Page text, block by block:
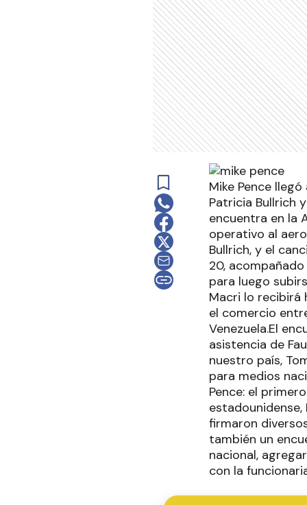
Mike Pence
Patricia Bullrich
encuentra en la
operativo al
Bullrich, y el
20,
para luego
Macri lo recibirá
el comercio
Venezuela.El
asistencia de
nuestro país,
para medios
Pence: el
estadounidense,
firmaron
también un
nacional,
con la